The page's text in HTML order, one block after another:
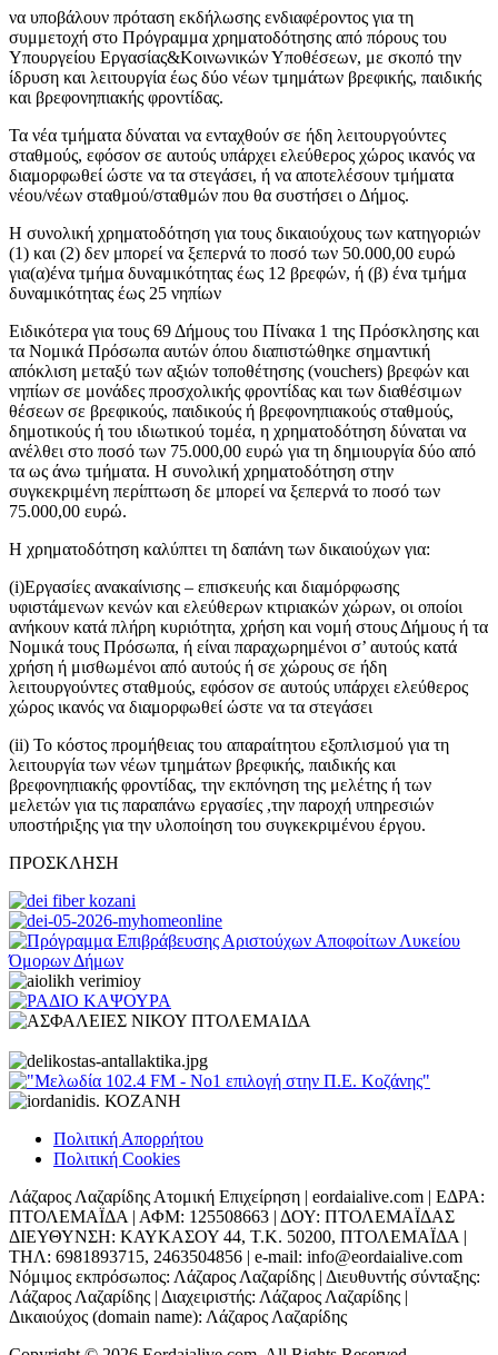
να υποβάλουν πρόταση εκδήλωσης ενδιαφέροντος για τη
συμμετοχή στο Πρόγραμμα χρηματοδότησης από πόρους του
Υπουργείου Εργασίας&Κοινωνικών Υποθέσεων, με σκοπό την
ίδρυση και λειτουργία έως δύο νέων τμημάτων βρεφικής, παιδικής
και βρεφονηπιακής φροντίδας.
Τα νέα τμήματα δύναται να ενταχθούν σε ήδη λειτουργούντες
σταθμούς, εφόσον σε αυτούς υπάρχει ελεύθερος χώρος ικανός να
διαμορφωθεί ώστε να τα στεγάσει, ή να αποτελέσουν τμήματα
νέου/νέων σταθμού/σταθμών που θα συστήσει ο Δήμος.
Η συνολική χρηματοδότηση για τους δικαιούχους των κατηγοριών
(1) και (2) δεν μπορεί να ξεπερνά το ποσό των 50.000,00 ευρώ
για(α)ένα τμήμα δυναμικότητας έως 12 βρεφών, ή (β) ένα τμήμα
δυναμικότητας έως 25 νηπίων
Ειδικότερα για τους 69 Δήμους του Πίνακα 1 της Πρόσκλησης και
τα Νομικά Πρόσωπα αυτών όπου διαπιστώθηκε σημαντική
απόκλιση μεταξύ των αξιών τοποθέτησης (vouchers) βρεφών και
νηπίων σε μονάδες προσχολικής φροντίδας και των διαθέσιμων
θέσεων σε βρεφικούς, παιδικούς ή βρεφονηπιακούς σταθμούς,
δημοτικούς ή του ιδιωτικού τομέα, η χρηματοδότηση δύναται να
ανέλθει στο ποσό των 75.000,00 ευρώ για τη δημιουργία δύο από
τα ως άνω τμήματα. Η συνολική χρηματοδότηση στην
συγκεκριμένη περίπτωση δε μπορεί να ξεπερνά το ποσό των
75.000,00 ευρώ.
Η χρηματοδότηση καλύπτει τη δαπάνη των δικαιούχων για:
(i)Εργασίες ανακαίνισης – επισκευής και διαμόρφωσης
υφιστάμενων κενών και ελεύθερων κτιριακών χώρων, οι οποίοι
ανήκουν κατά πλήρη κυριότητα, χρήση και νομή στους Δήμους ή τα
Νομικά τους Πρόσωπα, ή είναι παραχωρημένοι σ’ αυτούς κατά
χρήση ή μισθωμένοι από αυτούς ή σε χώρους σε ήδη
λειτουργούντες σταθμούς, εφόσον σε αυτούς υπάρχει ελεύθερος
χώρος ικανός να διαμορφωθεί ώστε να τα στεγάσει
(ii) Το κόστος προμήθειας του απαραίτητου εξοπλισμού για τη
λειτουργία των νέων τμημάτων βρεφικής, παιδικής και
βρεφονηπιακής φροντίδας, την εκπόνηση της μελέτης ή των
μελετών για τις παραπάνω εργασίες ,την παροχή υπηρεσιών
υποστήριξης για την υλοποίηση του συγκεκριμένου έργου.
ΠΡΟΣΚΛΗΣΗ
Πολιτική Απορρήτου
Πολιτική Cookies
Λάζαρος Λαζαρίδης Ατομική Επιχείρηση | eordaialive.com | ΕΔΡΑ:
ΠΤΟΛΕΜΑΪΔΑ | ΑΦΜ: 125508663 | ΔΟΥ: ΠΤΟΛΕΜΑΪΔΑΣ
ΔΙΕΥΘΥΝΣΗ: ΚΑΥΚΑΣΟΥ 44, Τ.Κ. 50200, ΠΤΟΛΕΜΑΪΔΑ |
ΤΗΛ: 6981893715, 2463504856 | e-mail: info@eordaialive.com
Νόμιμος εκπρόσωπος: Λάζαρος Λαζαρίδης | Διευθυντής σύνταξης:
Λάζαρος Λαζαρίδης | Διαχειριστής: Λάζαρος Λαζαρίδης |
Δικαιούχος (domain name): Λάζαρος Λαζαρίδης